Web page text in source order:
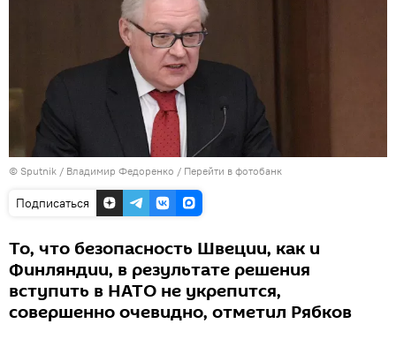
© Sputnik / Владимир Федоренко / Перейти в фотобанк
Подписаться
То, что безопасность Швеции, как и
Финляндии, в результате решения
вступить в НАТО не укрепится,
совершенно очевидно, отметил Рябков